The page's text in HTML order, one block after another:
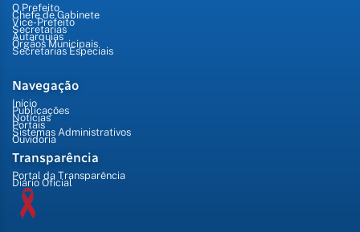
O Prefeito
Chefe de Gabinete
Vice-Prefeito
Secretarias
Autarquias
Órgãos Municipais
Secretarias Especiais
Navegação
Início
Publicações
Notícias
Portais
Sistemas Administrativos
Ouvidoria
Transparência
Portal da Transparência
Diário Oficial